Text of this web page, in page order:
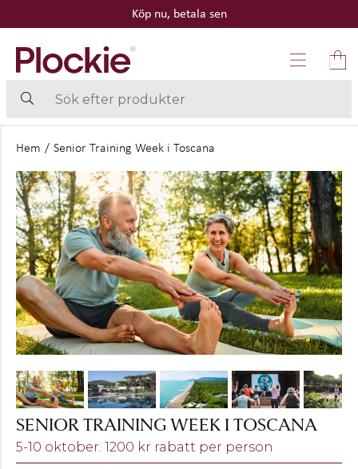
Köp nu, betala sen
Hem / Senior Training Week i Toscana
SENIOR TRAINING WEEK I TOSCANA
5-10 oktober. 1200 kr rabatt per person